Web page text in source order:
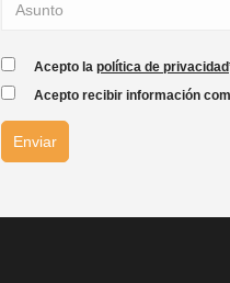
Acepto la política de privacidad
Acepto recibir información